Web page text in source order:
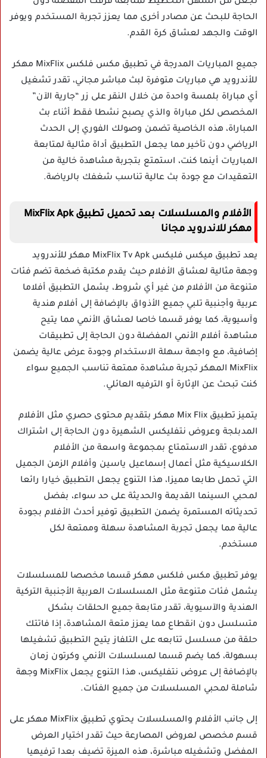
الحاجة للبحث عن مصادر أخرى مما يعزز تجربة المستخدم ويوفر
الوقت والجهد لعشاق كرة القدم.
جميع المباريات المدرجة في تطبيق مكس فلكس MixFlix مهكر
للأندرويد هي مباريات متوفرة لبث مباشر مجاني، تقدر تشغيل
أي مباراة بلمسة واحدة من خلال النقر على زر “جارية الآن”
المخصص لكل مباراة والذي يصبح نشطا فقط أثناء بث
المباراة، هذه الخاصية تضمن وصولك الفوري إلى الحدث
الرياضي دون تأخير مما يجعل التطبيق أداة مثالية لمتابعة
المباريات أينما كنت، استمتع بتجربة مشاهدة خالية من
التعقيدات مع جودة بث عالية تناسب شغفك بالرياضة.
الأفلام والمسلسلات بعد تحميل تطبيق MixFlix Apk
مهكر للاندرويد مجانا
يعد تطبيق ميكس فليكس MixFlix Tv Apk مهكر للأندرويد
وجهة مثالية لعشاق الأفلام حيث يقدم مكتبة ضخمة تضم فئات
متنوعة من الأفلام من غير أي شروط، يشمل التطبيق أفلاما
عربية وأجنبية تلبي جميع الأذواق بالإضافة إلى أفلام هندية
وآسيوية، كما يوفر قسما خاصا لعشاق الأنمي مما يتيح
مشاهدة أفلام الأنمي المفضلة دون الحاجة إلى تطبيقات
إضافية، مع واجهة سهلة الاستخدام وجودة عرض عالية يضمن
MixFlix المهكر تجربة مشاهدة ممتعة تناسب الجميع سواء
كنت تبحث عن الإثارة أو الترفيه العائلي.
يتميز تطبيق Mix Flix مهكر بتقديم محتوى حصري مثل الأفلام
المدبلجة وعروض نتفليكس الشهيرة دون الحاجة إلى اشتراك
مدفوع، تقدر الاستمتاع بمجموعة واسعة من الأفلام
الكلاسيكية مثل أعمال إسماعيل ياسين وأفلام الزمن الجميل
التي تحمل طابعا مميزا، هذا التنوع يجعل التطبيق خيارا رائعا
لمحبي السينما القديمة والحديثة على حد سواء، بفضل
تحديثاته المستمرة يضمن التطبيق توفير أحدث الأفلام بجودة
عالية مما يجعل تجربة المشاهدة سهلة وممتعة لكل
مستخدم.
يوفرتطبيق مكس فلكس مهكرقسما مخصصا للمسلسلات
يشمل فئات متنوعة مثل المسلسلات العربية الأجنبية التركية
الهندية والآسيوية، تقدر متابعة جميع الحلقات بشكل
متسلسل دون انقطاع مما يعزز متعة المشاهدة، إذا فاتتك
حلقة من مسلسل تتابعه على التلفاز يتيح التطبيق تشغيلها
بسهولة، كما يضم قسما لمسلسلات الأنمي وكرتون زمان
بالإضافة إلى عروض نتفليكس، هذا التنوع يجعل MixFlix وجهة
شاملة لمحبي المسلسلات من جميع الفئات.
إلى جانب الأفلام والمسلسلات يحتوي تطبيق MixFlix مهكر
على
قسم مخصص لعروض المصارعة حيث تقدر اختيار العرض
المفضل وتشغيله مباشرة، هذه الميزة تضيف بعدا ترفيهيا